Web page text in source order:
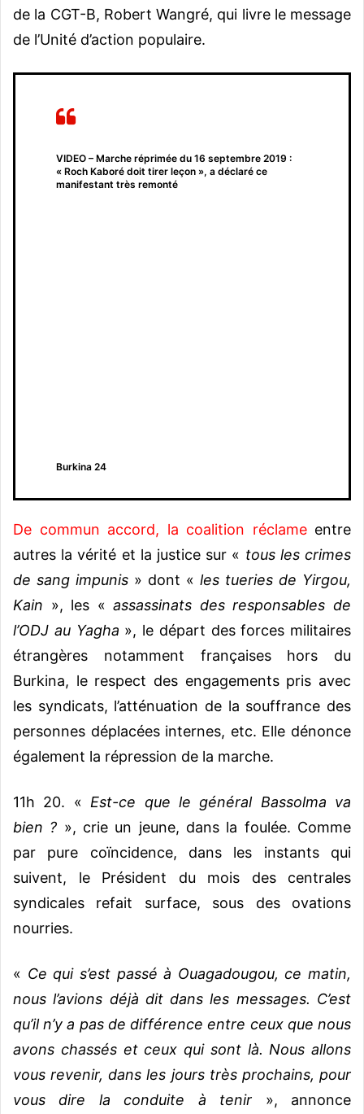
de la CGT-B, Robert Wangré, qui livre le message
de l’Unité d’action populaire.
VIDEO – Marche réprimée du 16 septembre 2019 :
« Roch Kaboré doit tirer leçon », a déclaré ce
manifestant très remonté
Burkina 24
De commun accord, la coalition réclameentre
autres la vérité et la justice sur « tous les crimes
de sang impunis » dont « les tueries de Yirgou,
Kain », les «assassinats des responsables de
l’ODJ au Yagha », le départ des forces militaires
étrangères notamment françaises hors du
Burkina, le respect des engagements pris avec
les syndicats, l’atténuation de la souffrance des
personnes déplacées internes, etc. Elle dénonce
également la répression de la marche.
11h 20. « Est-ce que le général Bassolma va
bien ? », crie un jeune, dans la foulée. Comme
par pure coïncidence, dans les instants qui
suivent, le Président du mois des centrales
syndicales refait surface, sous des ovations
nourries.
« Ce qui s’est passé à Ouagadougou, ce matin,
nous l’avions déjà dit dans les messages. C’est
qu’il n’y a pas de différence entre ceux que nous
avons chassés et ceux qui sont là. Nous allons
vous revenir, dans les jours très prochains, pour
vous dire la conduite à tenir », annonce